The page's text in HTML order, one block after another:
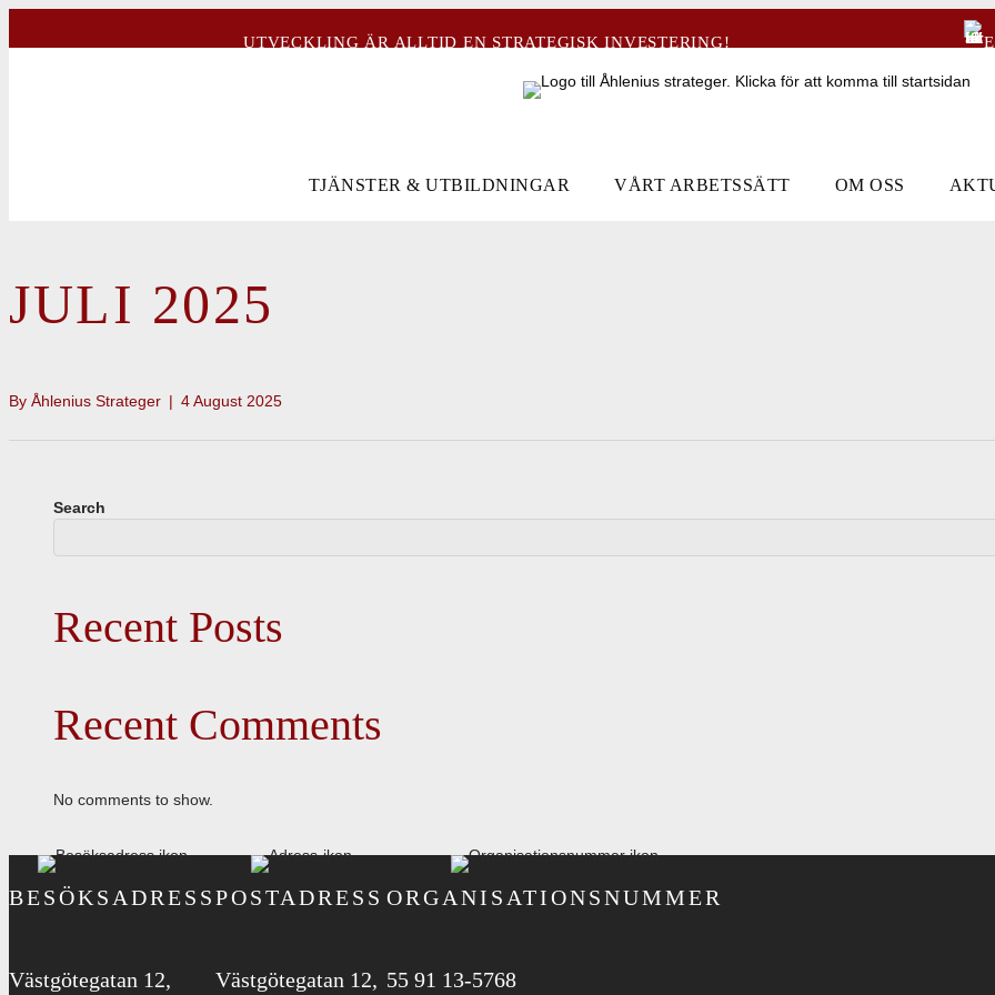
UTVECKLING ÄR ALLTID EN STRATEGISK INVESTERING!
TJÄNSTER & UTBILDNINGAR VÅRT ARBETSSÄTT OM OSS
JULI 2025
By Åhlenius Strateger | 4 August 2025
Search
Recent Posts
Recent Comments
No comments to show.
BESÖKSADRESS
Västgötegatan 12,
POSTADRESS
Västgötegatan 12,
ORGANISATIONS­NUMMER
55 91 13-5768